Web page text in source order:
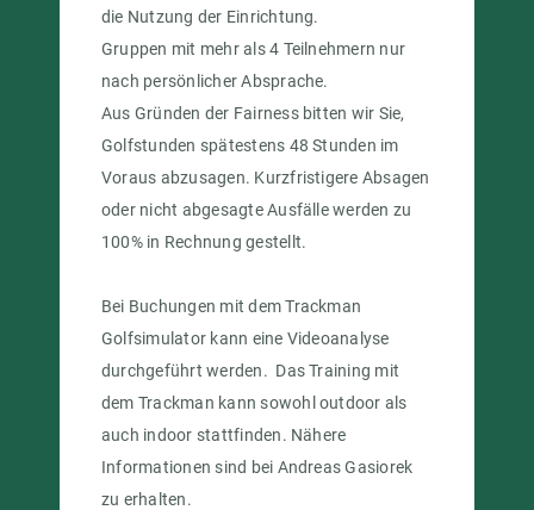
die Nutzung der Einrichtung.
Gruppen mit mehr als 4 Teilnehmern nur
nach persönlicher Absprache.
Aus Gründen der Fairness bitten wir Sie,
Golfstunden spätestens 48 Stunden im
Voraus abzusagen. Kurzfristigere Absagen
oder nicht abgesagte Ausfälle werden zu
100% in Rechnung gestellt.
Bei Buchungen mit dem Trackman
Golfsimulator kann eine Videoanalyse
durchgeführt werden. Das Training mit
dem Trackman kann sowohl outdoor als
auch indoor stattfinden. Nähere
Informationen sind bei Andreas Gasiorek
zu erhalten.